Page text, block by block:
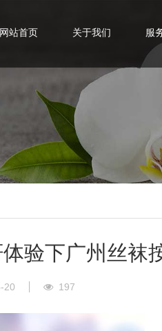
网站首页 关于我们 服
验下广州丝袜
20 197